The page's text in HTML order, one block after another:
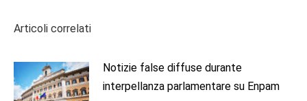
Articoli correlati
Notizie false diffuse durante
interpellanza parlamentare su Enpam